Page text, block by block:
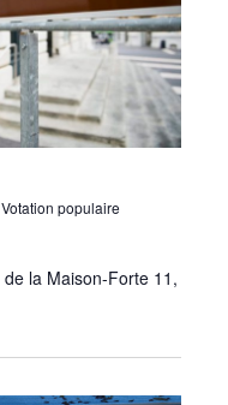
Votation populaire
de la Maison-Forte 11,